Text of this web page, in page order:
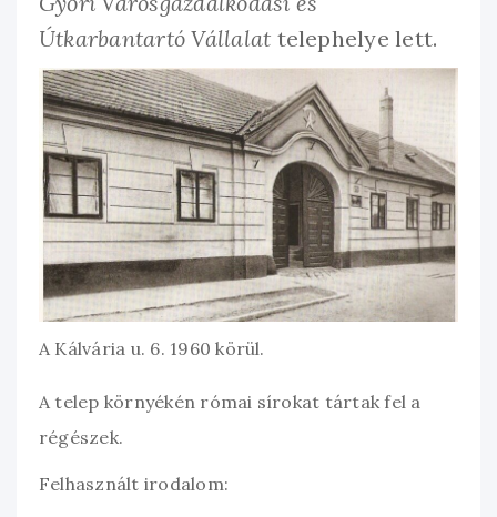
Útkarbantartó Vállalat telephelye lett.
A Kálvária u. 6. 1960 körül.
A telep környékén római sírokat tártak fel a
régészek.
Felhasznált irodalom: